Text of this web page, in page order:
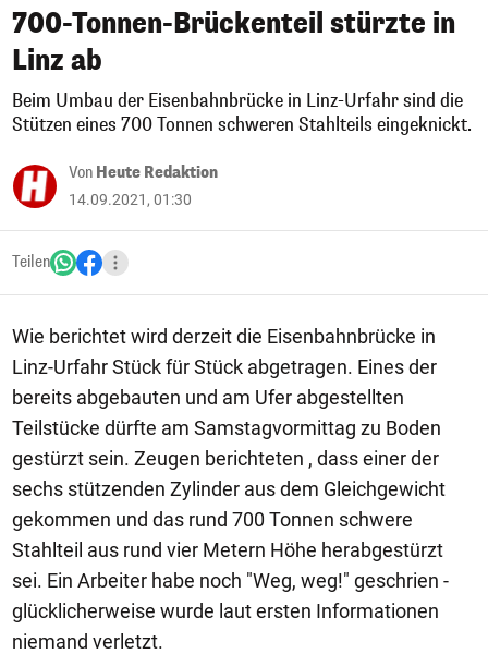
700-Tonnen-Brückenteil stürzte in
Linz ab
Beim Umbau der Eisenbahnbrücke in Linz-Urfahr sind die
Stützen eines 700 Tonnen schweren Stahlteils eingeknickt.
Von Heute Redaktion
14.09.2021, 01:30
Teilen
Wie berichtet wird derzeit die Eisenbahnbrücke in
Linz-Urfahr Stück für Stück abgetragen. Eines der
bereits abgebauten und am Ufer abgestellten
Teilstücke dürfte am Samstagvormittag zu Boden
gestürzt sein. Zeugen berichteten , dass einer der
sechs stützenden Zylinder aus dem Gleichgewicht
gekommen und das rund 700 Tonnen schwere
Stahlteil aus rund vier Metern Höhe herabgestürzt
sei. Ein Arbeiter habe noch "Weg, weg!" geschrien -
glücklicherweise wurde laut ersten Informationen
niemand verletzt.